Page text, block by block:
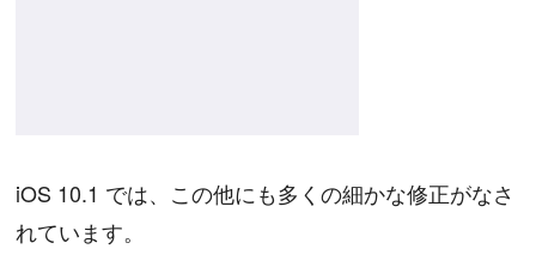
iOS 10.1 では、この他にも多くの細かな修正がなさ
れています。